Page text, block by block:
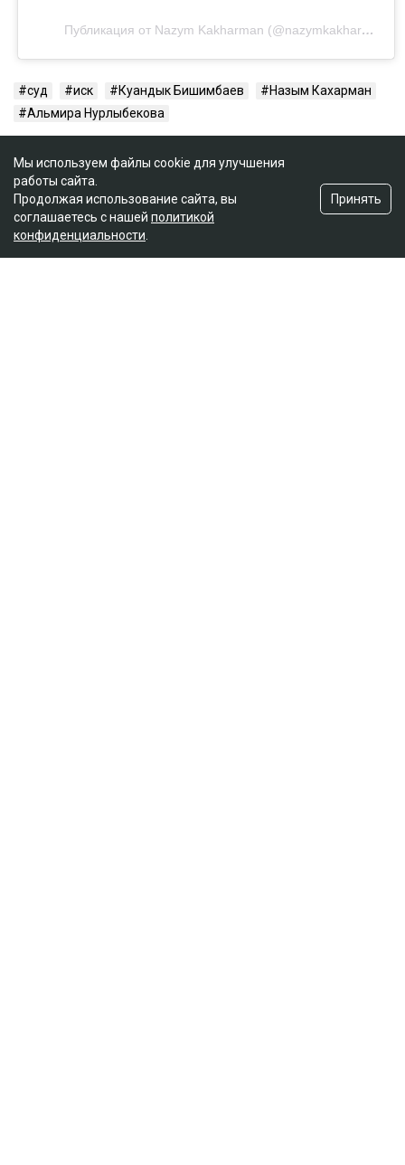
Публикация от Nazym Kakharman (@nazymkakharman)
суд иск Куандык Бишимбаев
Назым Кахарман
Альмира Нурлыбекова
Мы используем файлы cookie для улучшения
работы сайта.
Продолжая использование сайта, вы
соглашаетесь с нашей политикой
конфиденциальности
Принять